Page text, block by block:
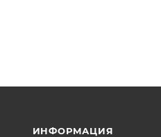
ИНФОРМАЦИЯ